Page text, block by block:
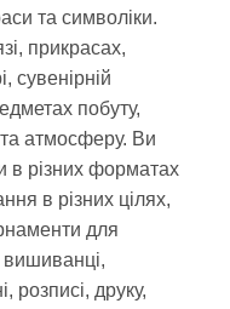
та символіки.
прикрасах,
сувенірній
побуту,
атмосферу. Ви
в різних форматах
в різних цілях,
для
розписі, друку,